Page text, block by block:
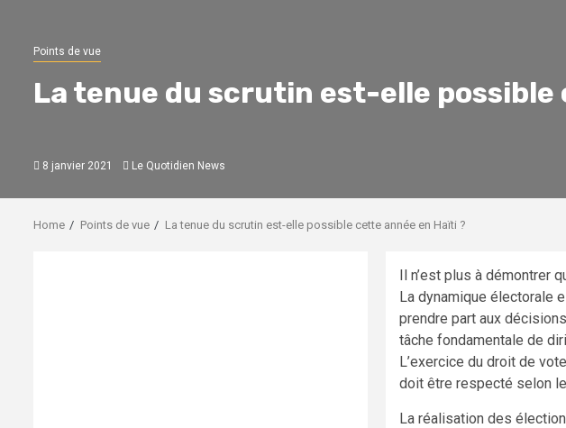
Points de vue
La tenue du scrutin est-elle possible
8 janvier 2021 Le Quotidien News
Home Points de vue La tenue du scrutin est-elle possible cette année en Haïti ?
Il n’est plus à démontrer
La dynamique électorale
prendre part aux
tâche fondamentale de
L’exercice du droit de
doit être respecté selon
La réalisation des